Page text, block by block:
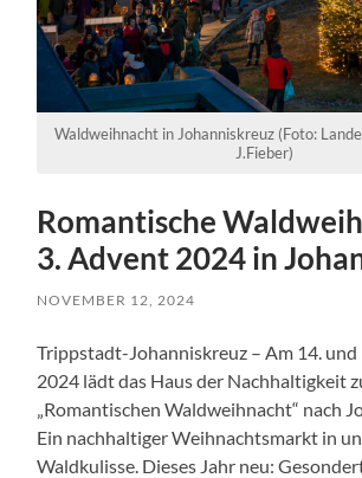
Waldweihnacht in Johanniskreuz (Foto:
J.Fieber)
Romantische
3. Advent 2024 in
NOVEMBER 12, 2024
Trippstadt-Johanniskreuz – Am 14. und
2024 lädt das Haus der Nachhaltigkeit
„Romantischen Waldweihnacht“ nach
Ein nachhaltiger Weihnachtsmarkt in
Waldkulisse. Dieses Jahr neu: